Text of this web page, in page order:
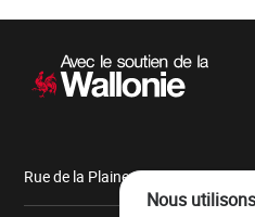
Navigation
Rue de la Plaine, 9 6900 Marche-
Nous